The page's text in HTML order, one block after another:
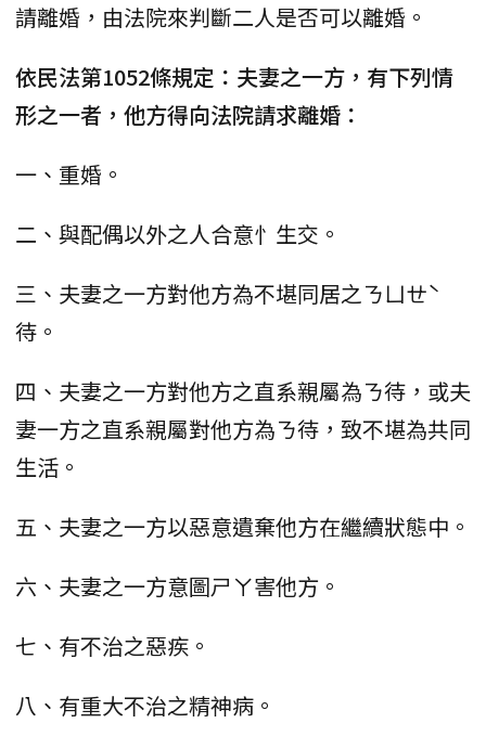
請離婚，由法院來判斷二人是否可以離婚。
依民法第1052條規定：夫妻之一方，有下列情
形之一者，他方得向法院請求離婚：
一、重婚。
二、與配偶以外之人合意忄生交。
三、夫妻之一方對他方為不堪同居之ㄋㄩㄝˋ
待。
四、夫妻之一方對他方之直系親屬為ㄋ待，或夫
妻一方之直系親屬對他方為ㄋ待，致不堪為共同
生活。
五、夫妻之一方以惡意遺棄他方在繼續狀態中。
六、夫妻之一方意圖ㄕㄚ害他方。
七、有不治之惡疾。
八、有重大不治之精神病。